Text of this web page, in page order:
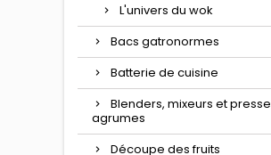
L'univers du wok
Bacs gatronormes
Batterie de cuisine
Blenders, mixeurs et presse
agrumes
Découpe des fruits